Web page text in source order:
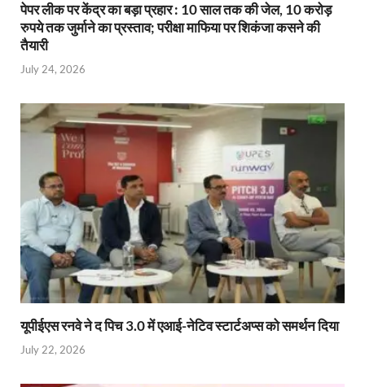
पेपर लीक पर केंद्र का बड़ा प्रहार : 10 साल तक की जेल, 10 करोड़
रुपये तक जुर्माने का प्रस्ताव; परीक्षा माफिया पर शिकंजा कसने की
तैयारी
July 24, 2026
यूपीईएस रनवे ने द पिच 3.0 में एआई-नेटिव स्टार्टअप्स को समर्थन दिया
July 22, 2026